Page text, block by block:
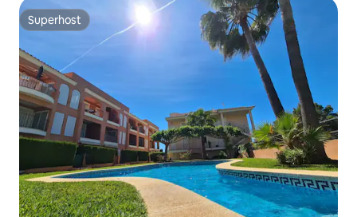
Superhost
Superhost